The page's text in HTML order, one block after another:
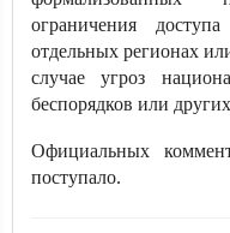
ограничения
отдельных регионах
случае угроз
беспорядков или
Официальных
поступало.